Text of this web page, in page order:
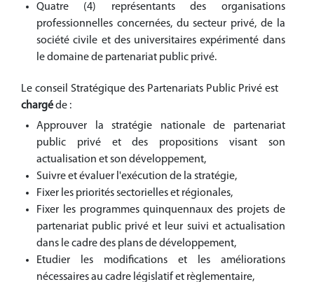
Quatre (4) représentants des organisations
professionnelles concernées, du secteur privé, de la
société civile et des universitaires expérimenté dans
le domaine de partenariat public privé.
Le conseil Stratégique des Partenariats Public Privé est
chargéde :
Approuver la stratégie nationale de partenariat
public privé et des propositions visant son
actualisation et son développement,
Suivre et évaluer l'exécution de la stratégie,
Fixer les priorités sectorielles et régionales,
Fixer les programmes quinquennaux des projets de
partenariat public privé et leur suivi et actualisation
dans le cadre des plans de développement,
Etudier les modifications et les améliorations
nécessaires au cadre législatif et règlementaire,